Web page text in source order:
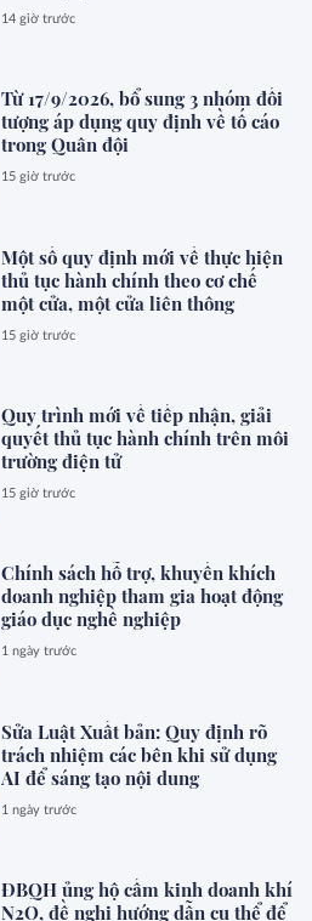
14 giờ trước
Từ 17/9/2026, bổ sung 3 nhóm đối
tượng áp dụng quy định về tố cáo
trong Quân đội
15 giờ trước
Một số quy định mới về thực hiện
thủ tục hành chính theo cơ chế
một cửa, một cửa liên thông
15 giờ trước
Quy trình mới về tiếp nhận, giải
quyết thủ tục hành chính trên môi
trường điện tử
15 giờ trước
Chính sách hỗ trợ, khuyến khích
doanh nghiệp tham gia hoạt động
giáo dục nghề nghiệp
1 ngày trước
Sửa Luật Xuất bản: Quy định rõ
trách nhiệm các bên khi sử dụng
AI để sáng tạo nội dung
1 ngày trước
ĐBQH ủng hộ cấm kinh doanh khí
N2O, đề nghị hướng dẫn cụ thể để